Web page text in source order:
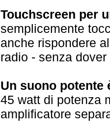
Touchscreen per
semplicemente
anche rispondere
radio - senza
Un suono potente
45 watt di potenza
amplificatore